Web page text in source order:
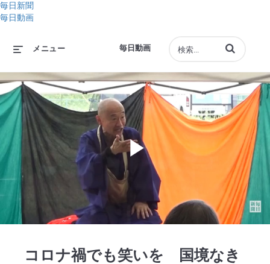
毎日新聞
毎日動画
毎日動画
メニュー 動画の検索語句
Play
コロナ禍でも笑いを 国境なき